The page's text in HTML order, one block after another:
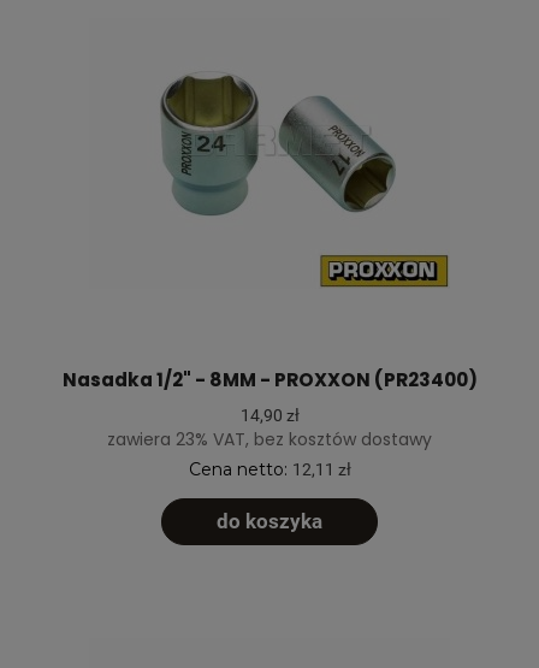
Nasadka 1/2" - 8MM - PROXXON (PR23400)
14,90 zł
zawiera 23% VAT, bez kosztów dostawy
Cena netto: 12,11 zł
do koszyka